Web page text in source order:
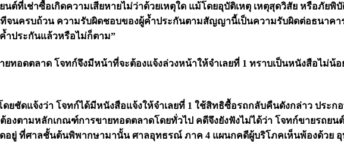
ต์ที่เช่าซื้อเกิดความเสียหายไม่ว่าด้วยเหตุใด แม้โดยอุบัติเหตุ เหตุสุดวิสัย หรือภัย
นครบถ้วน ความรับผิดชอบของผู้ค้ำประกันตามสัญญานี้เป็นความรับผิดต่อธนาคา
ำประกันแล้วหรือไม่ก็ตาม”
ทอดตลาด โจทก์จึงมีหน้าที่จะต้องแจ้งล่วงหน้าให้จำเลยที่ 1 ทราบเป็นหนังสือไม่
ยชัดแจ้งว่า โจทก์ได้มีหนังสือแจ้งให้จำเลยที่ 1 ใช้สิทธิซื้อรถกลับคืนดังกล่าว ปร
งตามหลักเกณฑ์การขายทอดตลาดโดยทั่วไป คดีจึงยังฟังไม่ได้ว่า โจทก์ขายรถย
อยู่ ที่ศาลชั้นต้นพิพากษามานั้น ศาลอุทธรณ์ ภาค 4 แผนกคดีผู้บริโภคเห็นพ้องด้วย